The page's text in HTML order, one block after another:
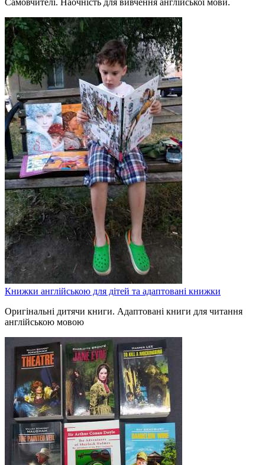
Самовчителі. Наочність для вивчення англійської мови.
Книжки англійською для дітей та адаптовані книжки
Оригінальні дитячи книги. Адаптовані книги для читання
англійською мовою